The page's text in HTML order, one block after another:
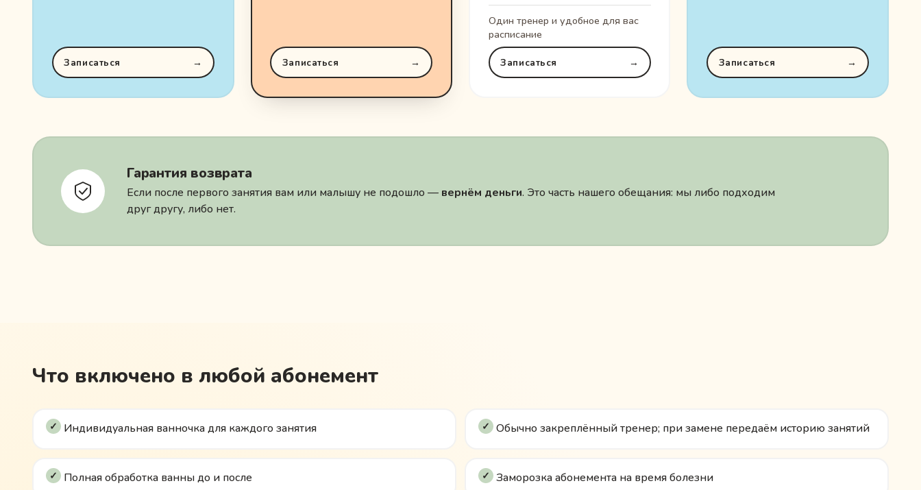
Записаться → Записаться →
Один тренер и удобное для вас
расписание
Записаться → Записаться →
Гарантия возврата
Если после первого занятия вам или малышу не подошло — вернём деньги. Это часть нашего обещания: мы либо подходим
друг другу, либо нет.
Что включено в любой абонемент
Индивидуальная ванночка для каждого занятия Обычно закреплённый тренер; при замене передаём историю занятий
Полная обработка ванны до и после Заморозка абонемента на время болезни